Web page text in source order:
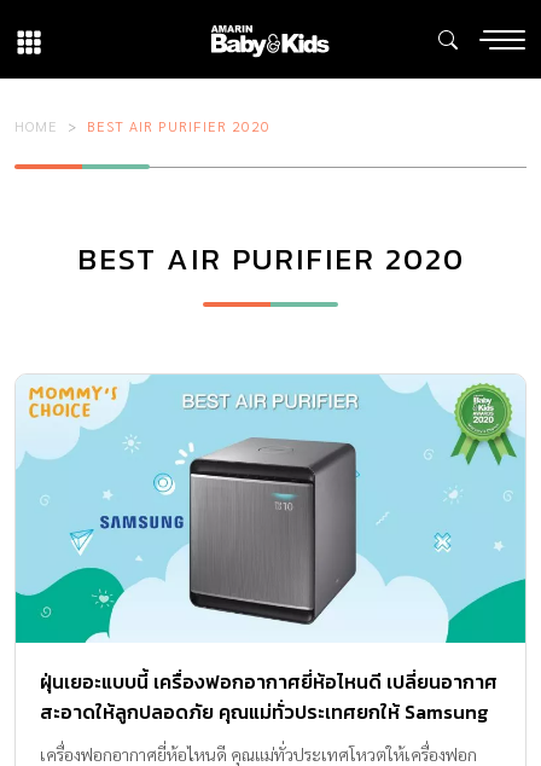
HOME BEST AIR PURIFIER 2020
BEST AIR PURIFIER 2020
ฝุ่นเยอะแบบนี้ เครื่องฟอกอากาศยี่ห้อไหนดี เปลี่ยนอากาศ
สะอาดให้ลูกปลอดภัย คุณแม่ทั่วประเทศยกให้ Samsung
เป็นแบรนด์ในดวงใจ
เครื่องฟอกอากาศยี่ห้อไหนดี คุณแม่ทั่วประเทศโหวตให้เครื่องฟอก